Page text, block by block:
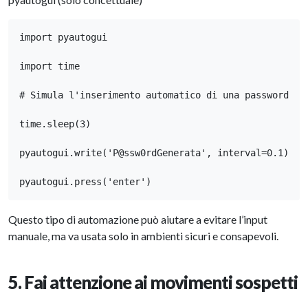
import pyautogui
import time
# Simula l'inserimento automatico di una password
time.sleep(3)
pyautogui.write('P@ssw0rdGenerata', interval=0.1)
pyautogui.press('enter')
Questo tipo di automazione può aiutare a evitare l’input
manuale, ma va usata solo in ambienti sicuri e consapevoli.
5. Fai attenzione ai movimenti sospetti